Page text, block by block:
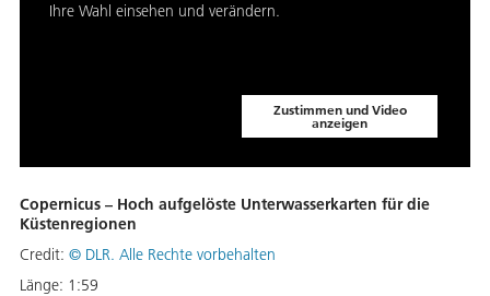
Ihre Wahl einsehen und verändern.
Zustimmen und Video
anzeigen
Copernicus – Hoch aufgelöste Unterwasserkarten für die
Küstenregionen
Credit: © DLR. Alle Rechte vorbehalten
Länge: 1:59